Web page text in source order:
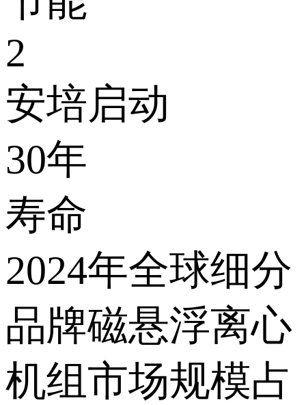
2
安培启动
30年
寿命
2024年全球细分
品牌磁悬浮离心
机组市场规模占